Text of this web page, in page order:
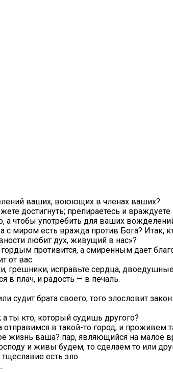
ваших, воюющих в членах ваших?
достигнуть; препираетесь и
а чтобы употребить для ваших
миром есть вражда против Бога? Итак,
любит дух, живущий в нас»?
противится, а смиренным дает
от вас.
грешники, исправьте сердца,
в плач, и радость — в печаль.
судит брата своего, того злословит
а ты кто, который судишь другого?
в такой-то город, и проживем
жизнь ваша? пар, являющийся на малое
и живы будем, то сделаем то или
есть зло.